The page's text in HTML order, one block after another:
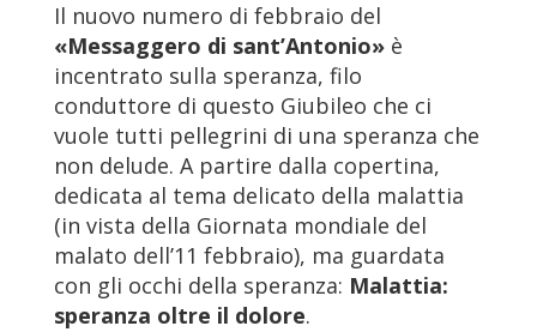
Il nuovo numero di febbraio del
«Messaggero di sant’Antonio» è
incentrato sulla speranza, filo
conduttore di questo Giubileo che ci
vuole tutti pellegrini di una speranza che
non delude. A partire dalla copertina,
dedicata al tema delicato della malattia
(in vista della Giornata mondiale del
malato dell’11 febbraio), ma guardata
con gli occhi della speranza: Malattia:
speranza oltre il dolore.